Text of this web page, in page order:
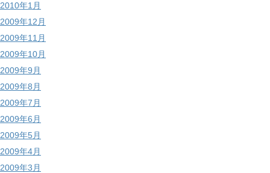
2010年1月
2009年12月
2009年11月
2009年10月
2009年9月
2009年8月
2009年7月
2009年6月
2009年5月
2009年4月
2009年3月